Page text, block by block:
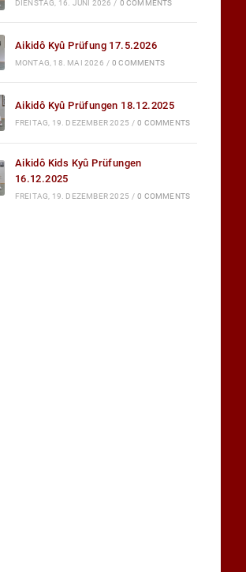
DIENSTAG, 16. JUNI 2026 / 0 COMMENTS
Aikidô Kyû Prüfung 17.5.2026
MONTAG, 18. MAI 2026 / 0 COMMENTS
Aikidô Kyû Prüfungen 18.12.2025
FREITAG, 19. DEZEMBER 2025 / 0 COMMENTS
Aikidô Kids Kyû Prüfungen
16.12.2025
FREITAG, 19. DEZEMBER 2025 / 0 COMMENTS